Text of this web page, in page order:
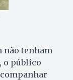
não tenham
o público